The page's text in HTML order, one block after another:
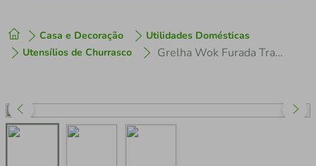
Casa e Decoração
Utilidades Domésticas
Utensílios de Churrasco
Grelha Wok Furada Tramontina Alumínio Anodizado 26cm
1º tenis
3º perfume